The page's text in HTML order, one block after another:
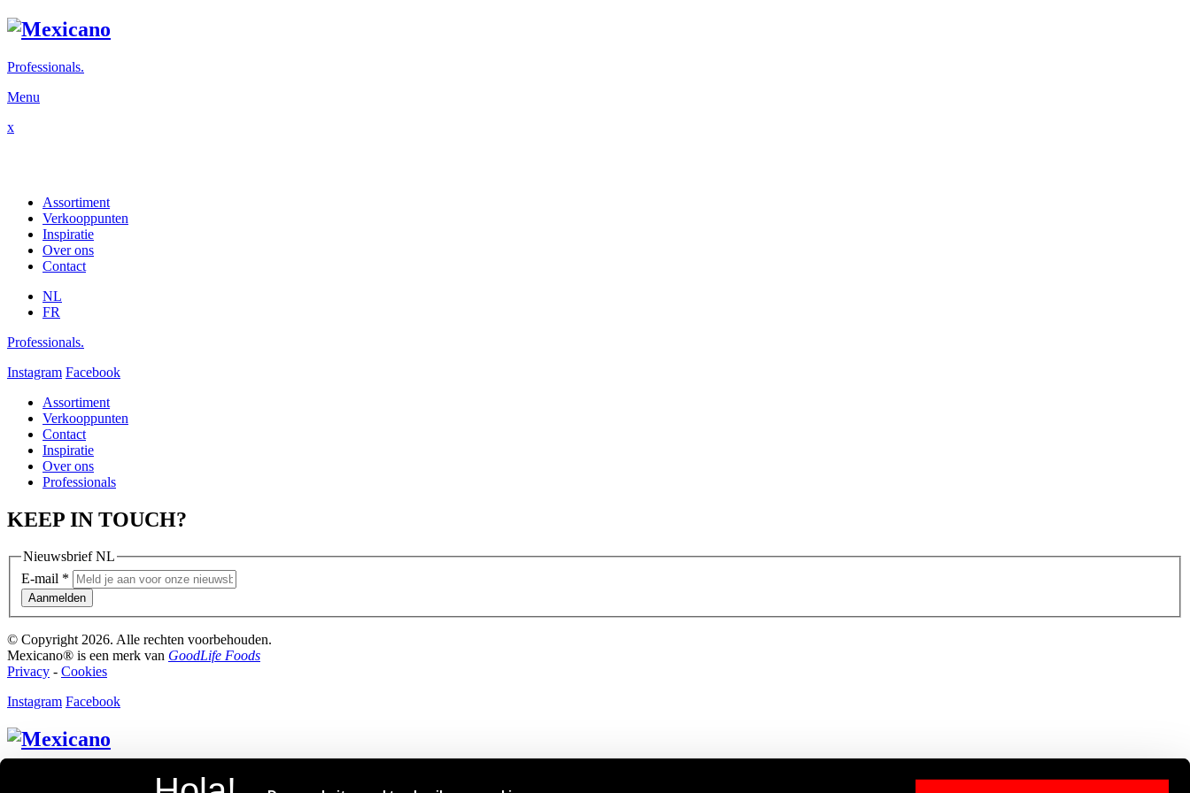
Professionals.
Menu
x
Assortiment
Verkooppunten
Inspiratie
Over ons
Contact
NL
FR
Professionals.
Instagram Facebook
Assortiment
Verkooppunten
Contact
Inspiratie
Over ons
Professionals
KEEP IN TOUCH?
Nieuwsbrief NL
E-mail *
Aanmelden
© Copyright 2026. Alle rechten voorbehouden.
Mexicano® is een merk van GoodLife Foods
Privacy - Cookies
Instagram Facebook